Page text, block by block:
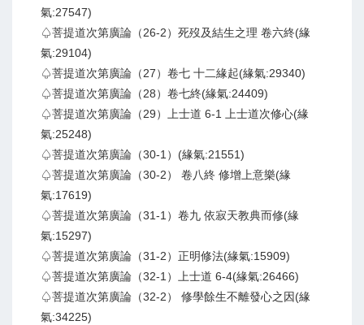
氣:27547)
♤菩提道次第廣論（26-2）死歿及結生之理 卷六終(緣
氣:29104)
♤菩提道次第廣論（27）卷七 十二緣起(緣氣:29340)
♤菩提道次第廣論（28）卷七終(緣氣:24409)
♤菩提道次第廣論（29）上士道 6-1 上士道次修心(緣
氣:25248)
♤菩提道次第廣論（30-1）(緣氣:21551)
♤菩提道次第廣論（30-2） 卷八終 修增上意樂(緣
氣:17619)
♤菩提道次第廣論（31-1）卷九 依寂天教典而修(緣
氣:15297)
♤菩提道次第廣論（31-2）正明修法(緣氣:15909)
♤菩提道次第廣論（32-1）上士道 6-4(緣氣:26466)
♤菩提道次第廣論（32-2） 修學餘生不離發心之因(緣
氣:34225)